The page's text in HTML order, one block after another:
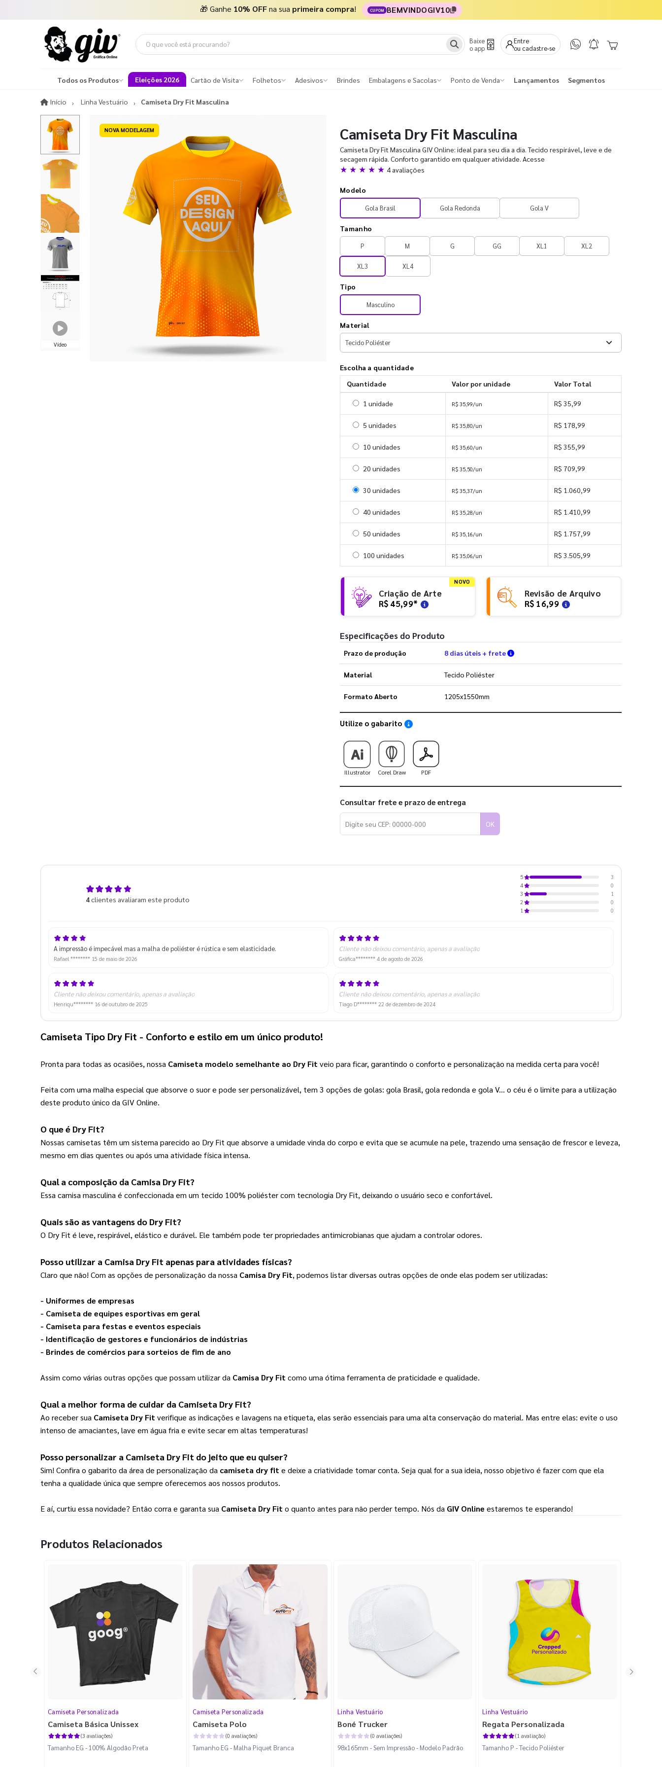
🎁 Ganhe 10% OFFna sua primeira compra! CUPOM BEMVINDOGIV10
Baixe
o app
Entre
ou cadastre-se
Todos os Produtos Eleições 2026 Cartão de Visita Folhetos Adesivos Brindes Embalagens e Sacolas Ponto de Venda Lançamentos Segmentos
Início InícioLinha Vestuário Camiseta Dry Fit Masculina
Vídeo
NOVA MODELAGEM Camiseta Dry Fit Masculina
Camiseta Dry Fit Masculina GIV Online: ideal para seu dia a dia. Tecido respirável, leve e de
secagem rápida. Conforto garantido em qualquer atividade. Acesse
★ ★ ★ ★ ★ 4 avaliações
Modelo
Gola Brasil Gola Redonda Gola V
Tamanho
P M G GG XL1 XL2
XL3 XL4
Tipo
Masculino
Material
Escolha a quantidade
Quantidade
Valor por unidade Valor Total
Selecionar 1 unidade
1 unidade R$ 35,99/un R$ 35,99
Selecionar 5 unidades
5 unidades R$ 35,80/un R$ 178,99
Selecionar 10 unidades
10 unidades R$ 35,60/un R$ 355,99
Selecionar 20 unidades
20 unidades R$ 35,50/un R$ 709,99
Selecionar 30 unidades
30 unidades R$ 35,37/un R$ 1.060,99
Selecionar 40 unidades
40 unidades R$ 35,28/un R$ 1.410,99
Selecionar 50 unidades
50 unidades R$ 35,16/un R$ 1.757,99
Selecionar 100 unidades
100 unidades R$ 35,06/un R$ 3.505,99
NOVO
Criação de Arte
R$ 45,99*
Revisão de Arquivo
R$ 16,99
Especificações do Produto
Prazo de produção 8 dias úteis + frete Verifique as condições de entrega
Material Tecido Poliéster
Formato Aberto 1205x1550mm
Utilize o gabarito Saiba como utilizar os nossos gabaritos
Illustrator Corel Draw PDF
Consultar frete e prazo de entrega
OK
4clientes avaliaram este produto
5
3
4
0
3
1
2
0
1
0
A impressão é impecável mas a malha de poliéster é rústica e sem elasticidade.
Rafael ******** 15 de maio de 2026
Cliente não deixou comentário, apenas a avaliação
Gráfica******** 4 de agosto de 2026
Cliente não deixou comentário, apenas a avaliação
Henriqu******** 16 de outubro de 2025
Cliente não deixou comentário, apenas a avaliação
Tiago D******** 22 de dezembro de 2024
Camiseta Tipo Dry Fit - Conforto e estilo em um único produto!
Pronta para todas as ocasiões, nossa Camiseta modelo semelhante ao Dry Fit veio para ficar, garantindo o conforto e personalização na medida certa para você!
Feita com uma malha especial que absorve o suor e pode ser personalizável, tem 3 opções de golas: gola Brasil, gola redonda e gola V... o céu é o limite para a utilização
deste produto único da GIV Online.
O que é Dry Fit?
Nossas camisetas têm um sistema parecido ao Dry Fit que absorve a umidade vinda do corpo e evita que se acumule na pele, trazendo uma sensação de frescor e leveza,
mesmo em dias quentes ou após uma atividade física intensa.
Qual a composição da Camisa Dry Fit?
Essa camisa masculina é confeccionada em um tecido 100% poliéster com tecnologia Dry Fit, deixando o usuário seco e confortável.
Quais são as vantagens do Dry Fit?
O Dry Fit é leve, respirável, elástico e durável. Ele também pode ter propriedades antimicrobianas que ajudam a controlar odores.
Posso utilizar a Camisa Dry Fit apenas para atividades físicas?
Claro que não! Com as opções de personalização da nossa Camisa Dry Fit, podemos listar diversas outras opções de onde elas podem ser utilizadas:
- Uniformes de empresas
- Camiseta de equipes esportivas em geral
- Camiseta para festas e eventos especiais
- Identificação de gestores e funcionários de indústrias
- Brindes de comércios para sorteios de fim de ano
Assim como várias outras opções que possam utilizar da Camisa Dry Fit como uma ótima ferramenta de praticidade e qualidade.
Qual a melhor forma de cuidar da Camiseta Dry Fit?
Ao receber sua Camiseta Dry Fit verifique as indicações e lavagens na etiqueta, elas serão essenciais para uma alta conservação do material. Mas entre elas: evite o uso
intenso de amaciantes, lave em água fria e evite secar em altas temperaturas!
Posso personalizar a Camiseta Dry Fit do jeito que eu quiser?
Sim! Confira o gabarito da área de personalização da camiseta dry fit e deixe a criatividade tomar conta. Seja qual for a sua ideia, nosso objetivo é fazer com que ela
tenha a qualidade única que sempre oferecemos aos nossos produtos.
E aí, curtiu essa novidade? Então corra e garanta sua Camiseta Dry Fit o quanto antes para não perder tempo. Nós da GIV Online estaremos te esperando!
Produtos Relacionados
Camiseta Personalizada
Camiseta Básica Unissex
(3 avaliações)
Tamanho EG - 100% Algodão Preta
Camiseta Personalizada
Camiseta Polo
(0 avaliações)
Tamanho EG - Malha Piquet Branca
Linha Vestuário
Boné Trucker
(0 avaliações)
98x165mm - Sem Impressão - Modelo Padrão
Linha Vestuário
Regata Personalizada
(1 avaliação)
Tamanho P - Tecido Poliéster